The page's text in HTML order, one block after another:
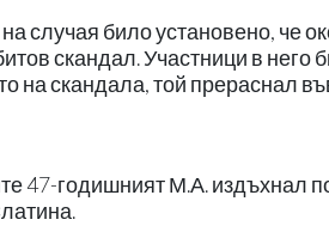
случая било установено, че
скандал. Участници в него
на скандала, той прераснал
47-годишният М.А. издъхнал